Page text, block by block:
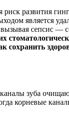
развития
является
вызывая сепсис
сохранить
зуба
корневые